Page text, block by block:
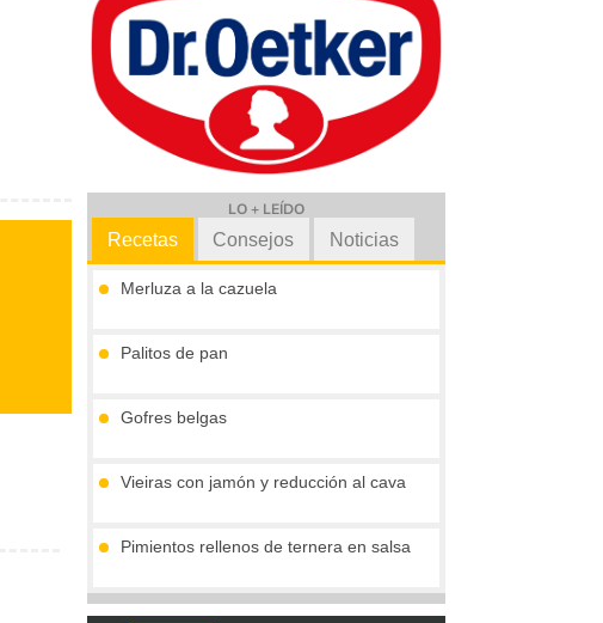
LO + LEÍDO
Recetas
Merluza a la cazuela
Palitos de pan
Gofres belgas
Vieiras con jamón y reducción al cava
Pimientos rellenos de ternera en salsa
Marmita julius
Consejos Noticias